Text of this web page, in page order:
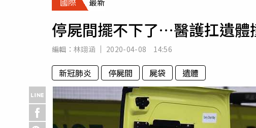
專欄
房產新勢力
停屍間擺不下了…醫護扛遺體
編輯： 林翊涵 2020-04-08 14:56
新冠肺炎 停屍間 屍袋 遺體